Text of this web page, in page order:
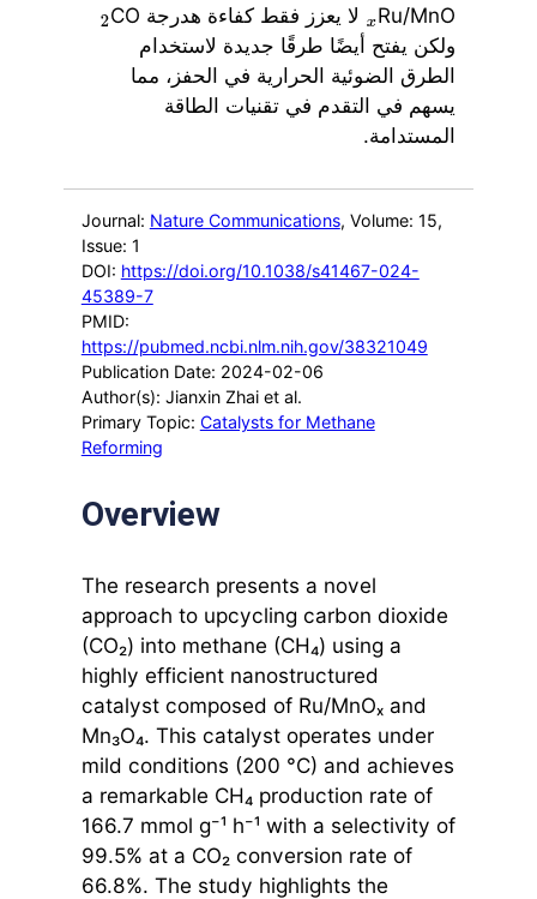
Ru/MnO
x لا يعزز فقط كفاءة هدرجة CO
2
ولكن يفتح أيضًا طرقًا جديدة لاستخدام
الطرق الضوئية الحرارية في الحفز، مما
يسهم في التقدم في تقنيات الطاقة
المستدامة.
Journal: Nature Communications, Volume: 15,
Issue: 1
DOI: https://doi.org/10.1038/s41467-024-
45389-7
PMID:
https://pubmed.ncbi.nlm.nih.gov/38321049
Publication Date: 2024-02-06
Author(s): Jianxin Zhai et al.
Primary Topic: Catalysts for Methane
Reforming
Overview
The research presents a novel
approach to upcycling carbon dioxide
(CO₂) into methane (CH₄) using a
highly efficient nanostructured
catalyst composed of Ru/MnOₓ and
Mn₃O₄. This catalyst operates under
mild conditions (200 °C) and achieves
a remarkable CH₄ production rate of
166.7 mmol g⁻¹ h⁻¹ with a selectivity of
99.5% at a CO₂ conversion rate of
66.8%. The study highlights the